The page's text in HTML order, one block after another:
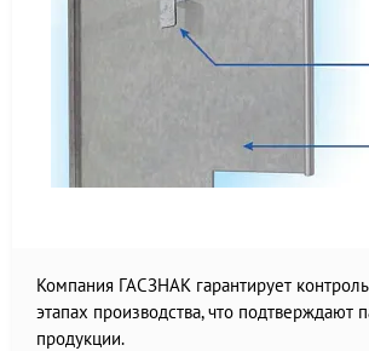
Компания ГАСЗНАК гарантирует контроль
этапах производства, что подтверждают
продукции.